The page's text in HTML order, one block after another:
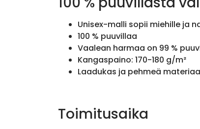
Unisex-malli sopii miehille ja
100 % puuvillaa
Vaalean harmaa on 99 %
Kangaspaino: 170-180 g/m²
Laadukas ja pehmeä
Toimitusaika